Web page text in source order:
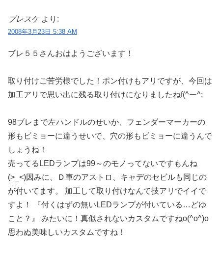
ブレスケ より:
2008年3月23日 5:38 AM
ブレ５５さんおはようございます！
取り付けご苦労様でした！ポン付けもアリですが、今回は
加工アリで思い出に残る取り付けになりましたねf(^ー^;
98ブレまで左ハンドルのせいか、フェンダーマーカーの
形もビミョーに違うせいで、穴の形もビミョーに違うんで
しょうね！
売ってるLEDランプは99～のモノってないですもんね
(>_<)因みに、Ｄ車のアストロ、キャデのセビルも同じの
が付いてます。 加工して取り付けなんて技アリでイイで
すよ！ 『付くはずの無いLEDランプが付いている…どゆ
こと？』 みたいに！真似されないカスタムですねo(^o^)o
思わぬ美味しいカスタムですね！